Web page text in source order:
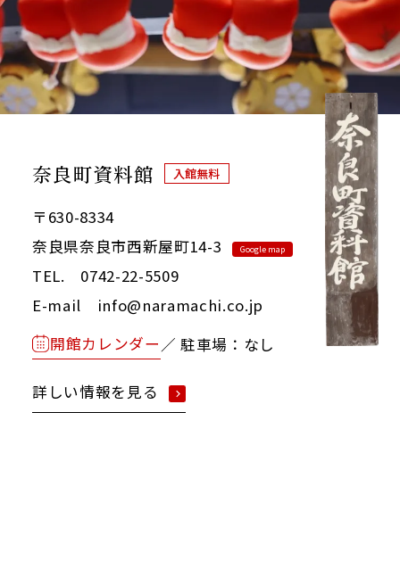
奈良町資料館 入館無料
〒630-8334
奈良県奈良市西新屋町14-3
Google map
TEL. 0742-22-5509
E-mail info@naramachi.co.jp
開館カレンダー／ 駐車場：なし
詳しい情報を見る